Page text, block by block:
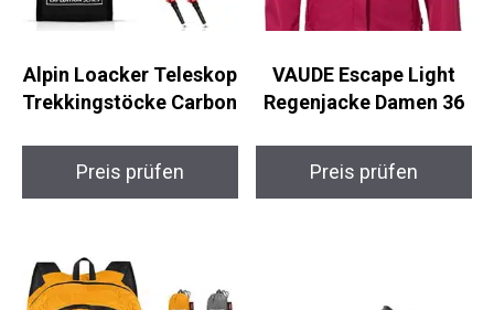
Alpin Loacker
Teleskop
VAUDE Escape Light
Regenjacke Damen 36
Preis prüfen